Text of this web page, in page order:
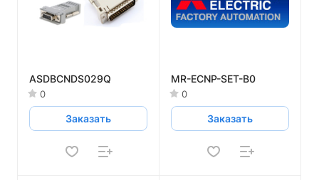
ASDBCNDS029Q
0
Заказать
MR-ECNP-SET-B0
0
Заказать